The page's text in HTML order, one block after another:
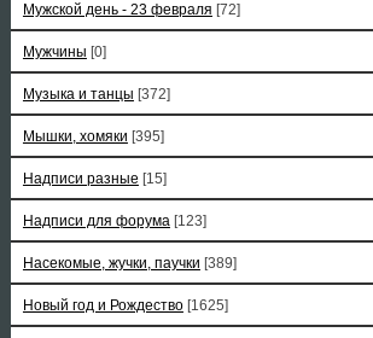
Мужской день - 23 февраля [72]
Мужчины [0]
Музыка и танцы [372]
Мышки, хомяки [395]
Надписи разные [15]
Надписи для форума [123]
Насекомые, жучки, паучки [389]
Новый год и Рождество [1625]